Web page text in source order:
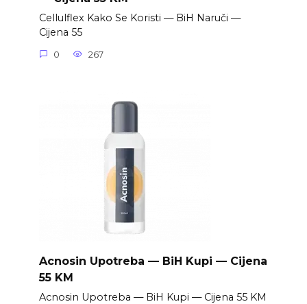
Cellulflex Kako Se Koristi — BiH Naruči —
Cijena 55
0 267
Acnosin Upotreba — BiH Kupi — Cijena
55 KM
Acnosin Upotreba — BiH Kupi — Cijena 55 KM